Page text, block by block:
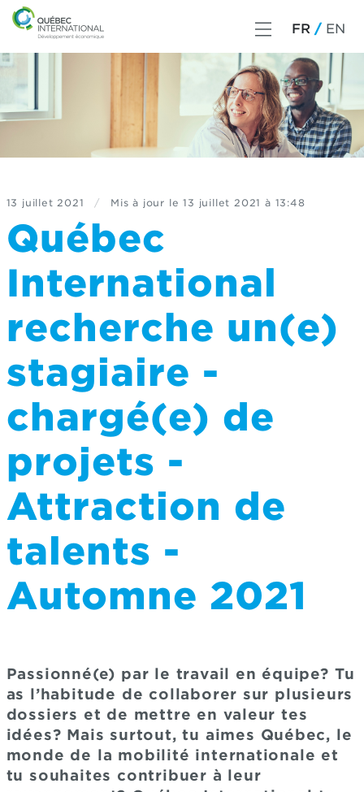
FR EN
13 juillet 2021 / Mis à jour le 13 juillet 2021 à 13:48
Québec
International
recherche un(e)
stagiaire -
chargé(e) de
projets -
Attraction de
talents -
Automne 2021
Passionné(e) par le travail en équipe? Tu
as l’habitude de collaborer sur plusieurs
dossiers et de mettre en valeur tes
idées? Mais surtout, tu aimes Québec, le
monde de la mobilité internationale et
tu souhaites contribuer à leur